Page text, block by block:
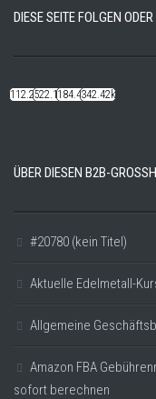
DIESE SEITE FOLGEN
112.22k522.14k184.48k342.42k
ÜBER DIESEN B2B-
#20780 (kein Titel)
Aktuelle Edelmetall-
Allgemeine
Amazon FBA
sofort berechnen